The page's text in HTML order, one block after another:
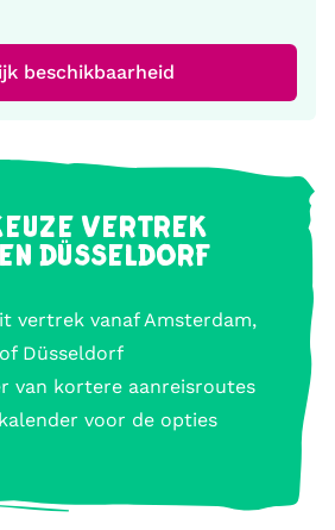
beschikbaarheid
VERTREK
DÜSSELDORF
vertrek vanaf Amsterdam,
Düsseldorf
van kortere aanreisroutes
voor de opties